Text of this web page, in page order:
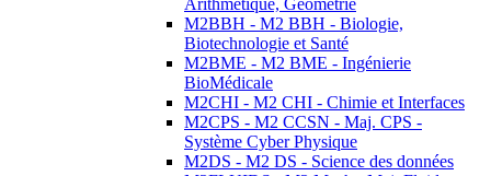
Arithmétique, Géométrie
M2BBH - M2 BBH - Biologie,
Biotechnologie et Santé
M2BME - M2 BME - Ingénierie
BioMédicale
M2CHI - M2 CHI - Chimie et Interfaces
M2CPS - M2 CCSN - Maj. CPS -
Système Cyber Physique
M2DS - M2 DS - Science des données